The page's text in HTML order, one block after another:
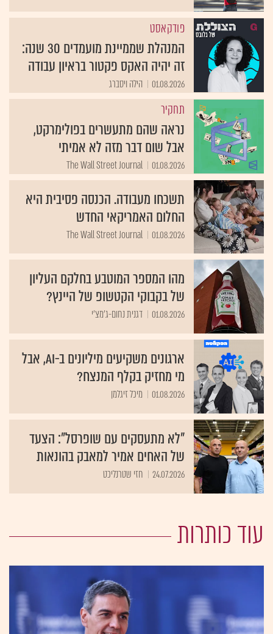
פודקאסט
המנהלת שממיינת מועמדים 30 שנה:
זה יהיה האקס פקטור בראיון עבודה
01.08.2026 הילה ויסברג
תחקיר
נראה שהם מתעשרים בפולימרקט,
אבל שום דבר מזה לא אמיתי
01.08.2026
The Wall Street Journal
תשכחו מעבודה. הכנסה פסיבית היא
החלום האמריקאי החדש
01.08.2026
The Wall Street Journal
מהו המספר המוטבע בחלקם העליון
של בקבוקי הקטשופ של היינץ?
01.08.2026 דגנית נחום-ג'מצ'י
ארגונים משקיעים מיליונים ב-AI, אבל
מי מחזיק בקלף המנצח?
01.08.2026 מיכל זיגלמן
"לא מתעסקים עם שופרסל": הצעד
של האחים אמיר למאבק בהונאות
24.07.2026 חזי שטרנליכט
עוד כותרות